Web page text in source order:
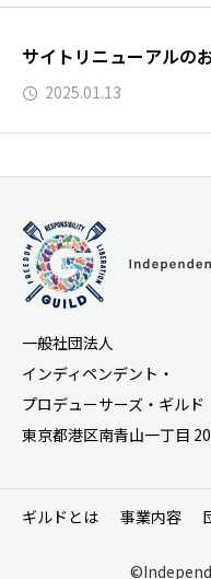
サイトリニューアルの
2025.01.13
一般社団法人
インディペンデント・
プロデューサーズ・ギルド
東京都港区南青山一丁目
ギルドとは 事業内容